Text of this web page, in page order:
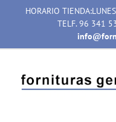
HORARIO
TELF. 96 341